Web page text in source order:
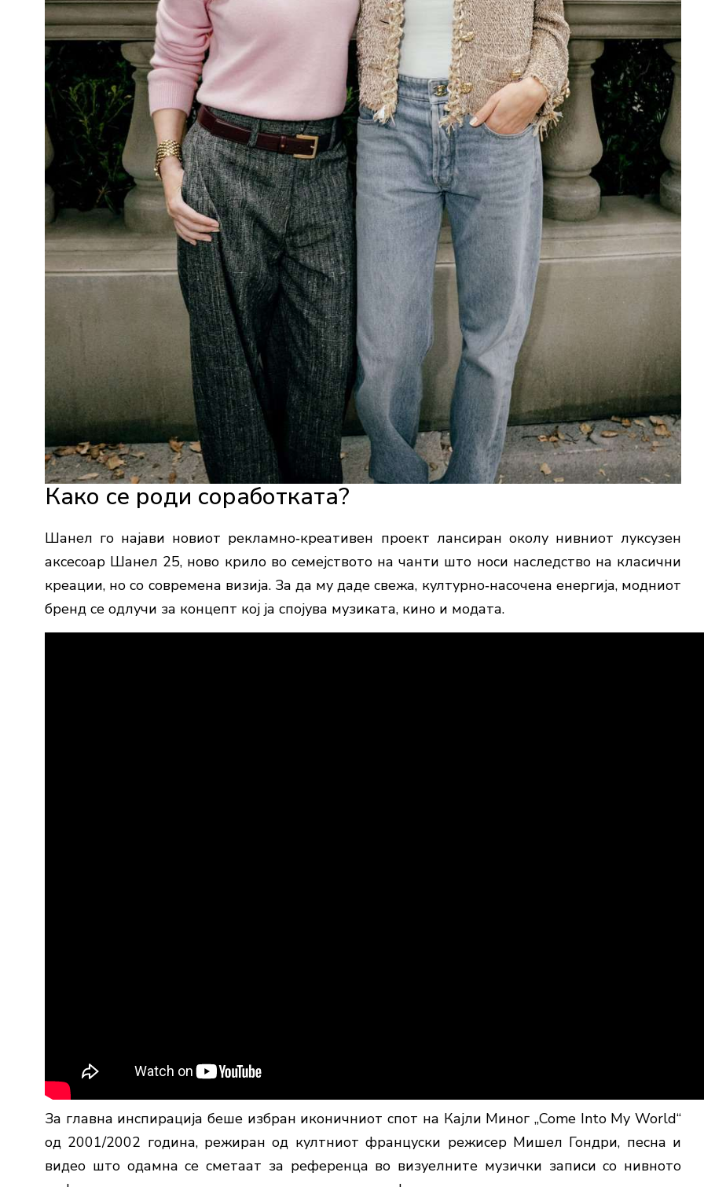
Како се роди соработката?
Шанел го најави новиот рекламно‑креативен проект лансиран околу нивниот луксузен
аксесоар Шанел 25, ново крило во семејството на чанти што носи наследство на класични
креации, но со современа визија. За да му даде свежа, културно‑насочена енергија, модниот
бренд се одлучи за концепт кој ја спојува музиката, кино и модата.
За главна инспирација беше избран иконичниот спот на Кајли Миног „Come Into My World“
од 2001/2002 година, режиран од култниот француски режисер Мишел Гондри, песна и
видео што одамна се сметаат за референца во визуелните музички записи со нивното